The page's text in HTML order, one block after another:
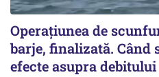
Operațiunea de
barje, finalizată. Când
efecte asupra